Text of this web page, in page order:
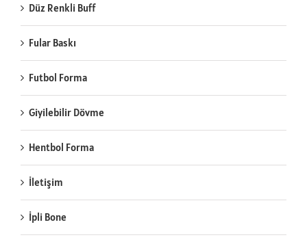
Düz Renkli Buff
Fular Baskı
Futbol Forma
Giyilebilir Dövme
Hentbol Forma
İletişim
İpli Bone